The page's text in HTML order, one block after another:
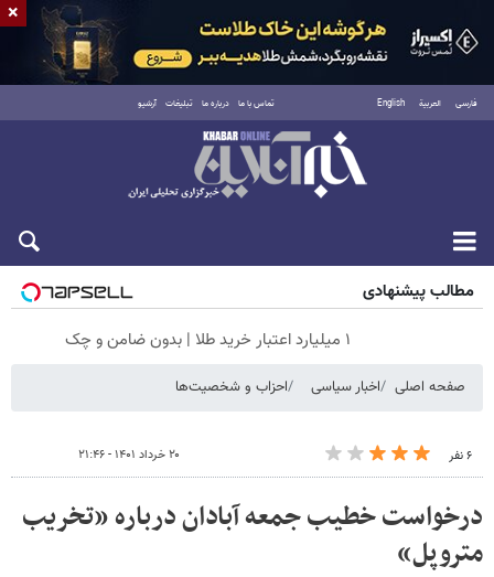
فارسی العربية English تماس با ما درباره ما تبلیغات آرشیو
جمعه ۱۶ مرداد ۱۴۰۵
مطالب پیشنهادی
۱ میلیارد اعتبار خرید طلا | بدون ضامن و چک
صفحه اصلی اخبار سیاسی احزاب و شخصیت‌ها
۶ نفر ۲۰ خرداد ۱۴۰۱ - ۲۱:۴۶
درخواست خطیب جمعه آبادان درباره «تخریب
متروپل»
×